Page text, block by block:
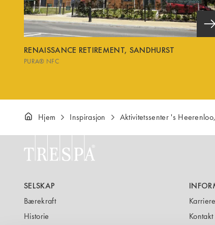
RENAISSANCE RETIREMENT, SANDHURST
PURA® NFC
Hjem Inspirasjon Aktivitetssenter 's
SELSKAP
Bærekraft
Historie
Karriere
Kontakt